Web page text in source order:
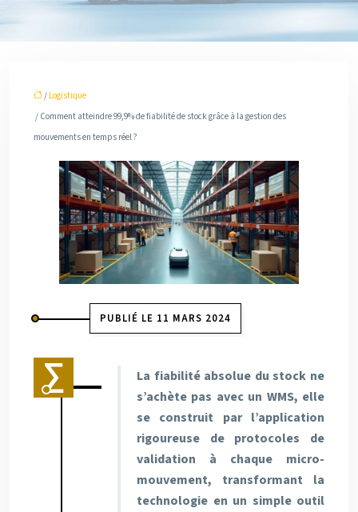
/ Logistique
/ Comment atteindre 99,9% de fiabilité de stock grâce à la gestion des
mouvements en temps réel ?
PUBLIÉ LE 11 MARS 2024
La fiabilité absolue du stock ne
s’achète pas avec un WMS, elle
se construit par l’application
rigoureuse de protocoles de
validation à chaque micro-
mouvement, transformant la
technologie en un simple outil